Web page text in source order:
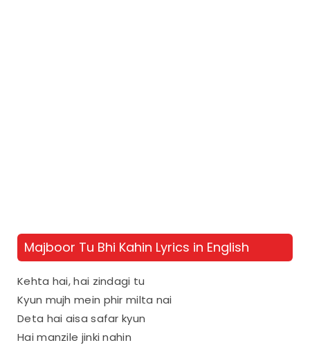
Majboor Tu Bhi Kahin Lyrics in English
Kehta hai, hai zindagi tu
Kyun mujh mein phir milta nai
Deta hai aisa safar kyun
Hai manzile jinki nahin